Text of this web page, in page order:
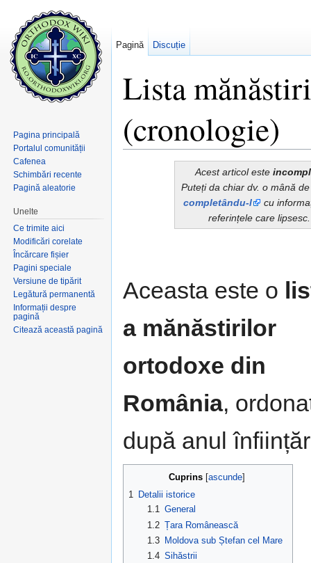
Lista
(cronologie)
Acest articol este
Puteți da chiar dv. o mână
completându-l
cu
referințele care lipsesc.
Aceasta este o
a mănăstirilor
ortodoxe din
România,
după anul
Cuprins[ ascunde]
1 Detalii istorice
1.1 General
1.2 Țara Românească
1.3
Moldova sub Ștefan cel Mare
1.4 Sihăstrii
Pagină Discuție
Pagina principală
Portalul comunității
Cafenea
Schimbări recente
Pagină aleatorie
Unelte
Ce trimite aici
Modificări corelate
Încărcare fișier
Pagini speciale
Versiune de tipărit
Legătură permanentă
Informații despre
pagină
Citează această pagină